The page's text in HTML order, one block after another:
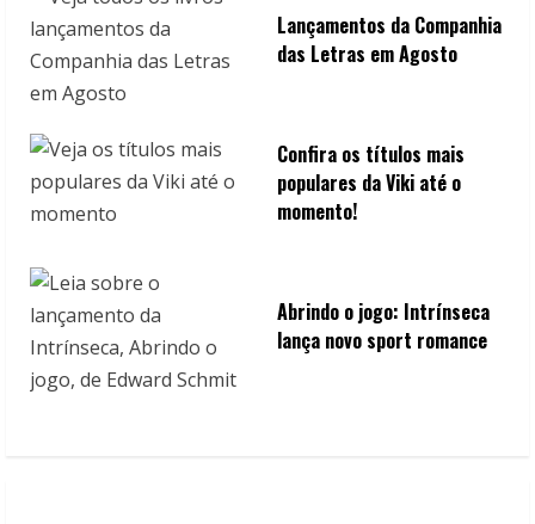
Lançamentos da Companhia
das Letras em Agosto
Confira os títulos mais
populares da Viki até o
momento!
Abrindo o jogo: Intrínseca
lança novo sport romance